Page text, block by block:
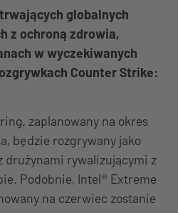
globalnych
z ochroną zdrowia,
w wyczekiwanych
Counter Strike:
zaplanowany na okres
będzie rozgrywany jako
drużynami rywalizującymi z
Podobnie, Intel® Extreme
na czerwiec zostanie